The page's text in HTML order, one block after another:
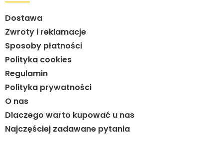
Dostawa
Zwroty i reklamacje
Sposoby płatności
Polityka cookies
Regulamin
Polityka prywatności
O nas
Dlaczego warto kupować u nas
Najczęściej zadawane pytania